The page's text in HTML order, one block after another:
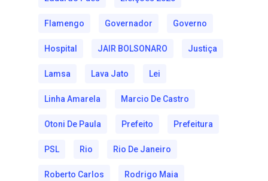
Flamengo Governador Governo
Hospital JAIR BOLSONARO Justiça
Lamsa Lava Jato Lei
Linha Amarela Marcio De Castro
Otoni De Paula Prefeito Prefeitura
PSL Rio Rio De Janeiro
Roberto Carlos Rodrigo Maia